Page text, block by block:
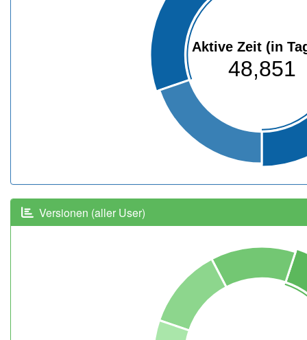
Aktive Zeit (in
48,851
Versionen (aller User)